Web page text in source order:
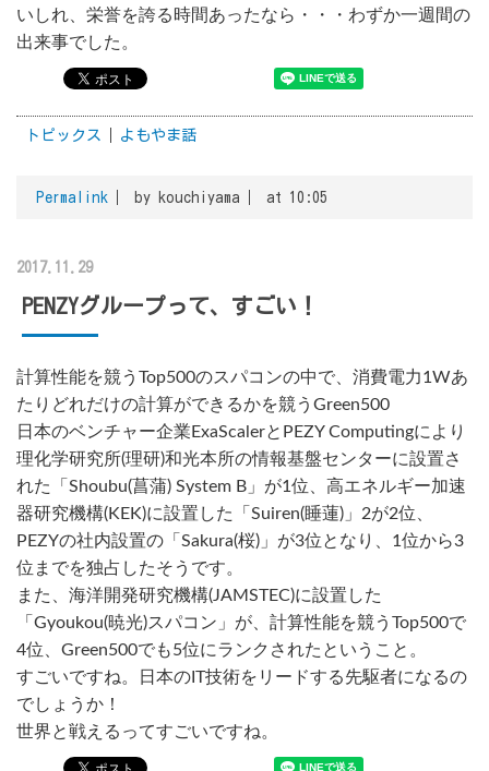
いしれ、栄誉を誇る時間あったなら・・・わずか一週間の
出来事でした。
トピックス よもやま話
Permalink by kouchiyama at 10:05
2017.11.29
PENZYグループって、すごい！
計算性能を競うTop500のスパコンの中で、消費電力1Wあ
たりどれだけの計算ができるかを競うGreen500
日本のベンチャー企業ExaScalerとPEZY Computingにより
理化学研究所(理研)和光本所の情報基盤センターに設置さ
れた「Shoubu(菖蒲) System B」が1位、高エネルギー加速
器研究機構(KEK)に設置した「Suiren(睡蓮)」2が2位、
PEZYの社内設置の「Sakura(桜)」が3位となり、1位から3
位までを独占したそうです。
また、海洋開発研究機構(JAMSTEC)に設置した
「Gyoukou(暁光)スパコン」が、計算性能を競うTop500で
4位、Green500でも5位にランクされたということ。
すごいですね。日本のIT技術をリードする先駆者になるの
でしょうか！
世界と戦えるってすごいですね。